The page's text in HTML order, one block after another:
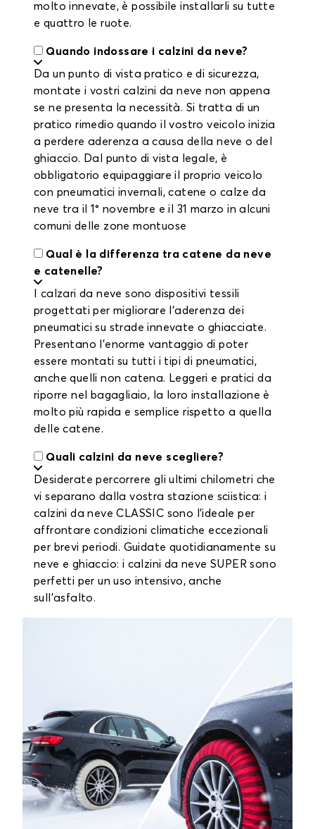
molto innevate, è possibile installarli su tutte
e quattro le ruote.
Quando indossare i calzini da neve?
Da un punto di vista pratico e di sicurezza,
montate i vostri calzini da neve non appena
se ne presenta la necessità. Si tratta di un
pratico rimedio quando il vostro veicolo inizia
a perdere aderenza a causa della neve o del
ghiaccio. Dal punto di vista legale, è
obbligatorio equipaggiare il proprio veicolo
con pneumatici invernali, catene o calze da
neve tra il 1° novembre e il 31 marzo in alcuni
comuni delle zone montuose
Qual è la differenza tra catene da neve
e catenelle?
I calzari da neve sono dispositivi tessili
progettati per migliorare l'aderenza dei
pneumatici su strade innevate o ghiacciate.
Presentano l'enorme vantaggio di poter
essere montati su tutti i tipi di pneumatici,
anche quelli non catena. Leggeri e pratici da
riporre nel bagagliaio, la loro installazione è
molto più rapida e semplice rispetto a quella
delle catene.
Quali calzini da neve scegliere?
Desiderate percorrere gli ultimi chilometri che
vi separano dalla vostra stazione sciistica: i
calzini da neve CLASSIC sono l'ideale per
affrontare condizioni climatiche eccezionali
per brevi periodi. Guidate quotidianamente su
neve e ghiaccio: i calzini da neve SUPER sono
perfetti per un uso intensivo, anche
sull'asfalto.